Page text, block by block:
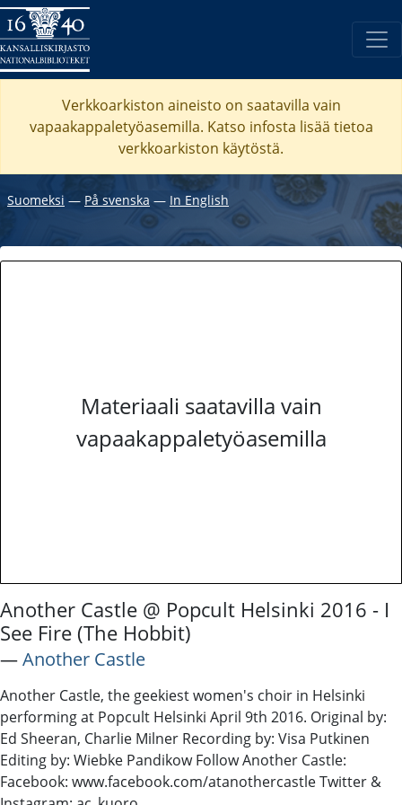
Verkkoarkiston aineisto on saatavilla vain
vapaakappaletyöasemilla. Katso infosta lisää tietoa
verkkoarkiston käytöstä.
Suomeksi ― På svenska ― In English
Materiaali saatavilla vain
vapaakappaletyöasemilla
Another Castle @ Popcult Helsinki 2016 - I
See Fire (The Hobbit)
―Another Castle
Another Castle, the geekiest women's choir in Helsinki
performing at Popcult Helsinki April 9th 2016. Original by:
Ed Sheeran, Charlie Milner Recording by: Visa Putkinen
Editing by: Wiebke Pandikow Follow Another Castle:
Facebook: www.facebook.com/atanothercastle Twitter &